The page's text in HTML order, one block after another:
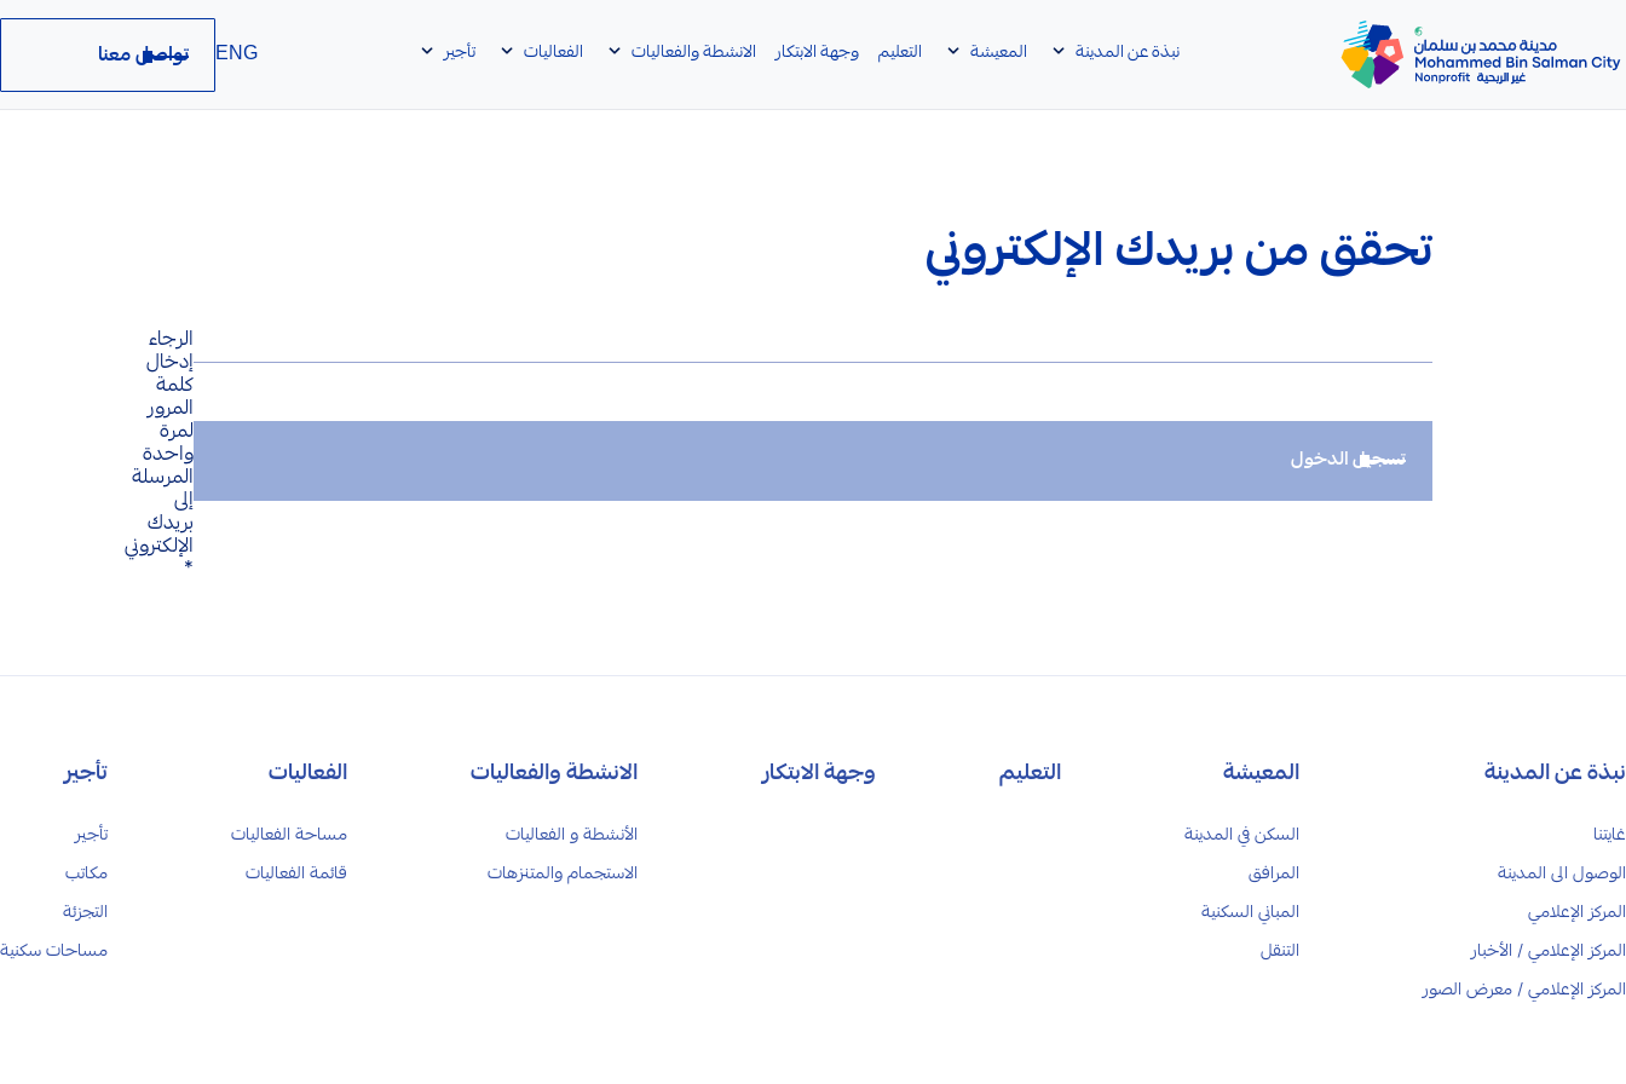
نبذة عن المدينة
المعيشة التعليم وجهة الابتكار الانشطة والفعاليات الفعاليات تأجير ENG تواصل معنا
تحقق من بريدك الإلكتروني
الرجاء
إدخال
كلمة
المرور
لمرة
واحدة
المرسلة
إلى
بريدك
الإلكتروني
*
تسجيل الدخول
نبذة عن المدينة
غايتنا
الوصول الى المدينة
المركز الإعلامي
المركز الإعلامي/ الأخبار
المركز الإعلامي/معرض الصور
المعيشة
السكن في المدينة
المرافق
المباني السكنية
التنقل
التعليم وجهة الابتكار الانشطة والفعاليات
الأنشطة و الفعاليات
الاستجمام والمتنزهات
الفعاليات
مساحة الفعاليات
قائمة الفعاليات
تأجير
تأجير
مكاتب
التجزئة
مساحات سكنية